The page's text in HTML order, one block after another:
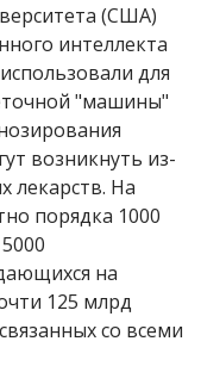
(США)
интеллекта
для
"машины"
возникнуть из-
лекарств. На
порядка 1000
на
125 млрд
со всеми